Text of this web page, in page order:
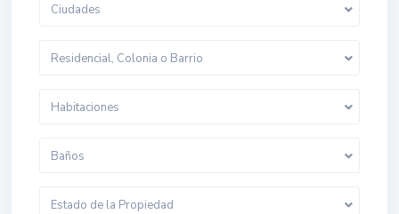
Ciudades
Residencial, Colonia o Barrio
Habitaciones
Baños
Estado de la Propiedad